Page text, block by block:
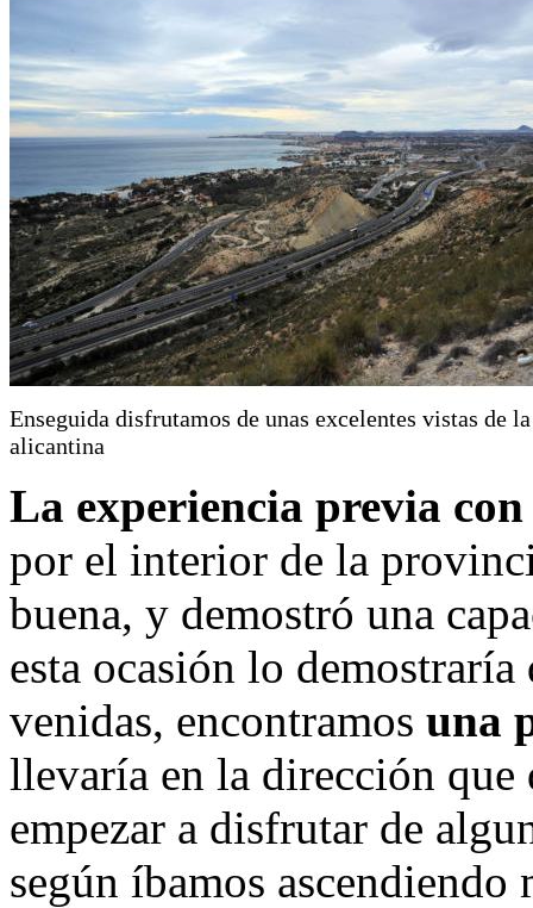
Enseguida disfrutamos de unas excelentes vistas de
alicantina
La experiencia previa
por el interior de la
buena, y demostró una
esta ocasión lo
venidas, encontramos una
llevaría en la dirección que
empezar a disfrutar de
según íbamos